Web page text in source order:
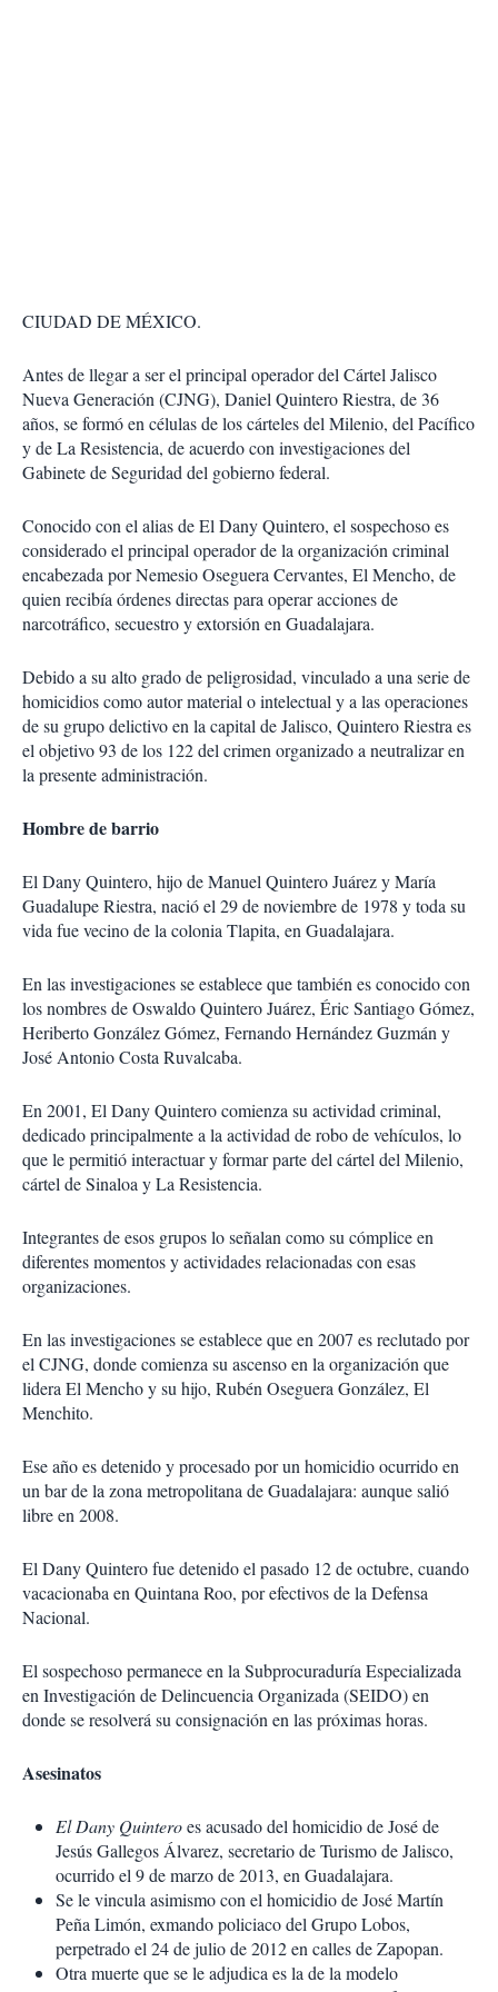
CIUDAD DE MÉXICO.
Antes de llegar a ser el principal operador del Cártel Jalisco
Nueva Generación (CJNG), Daniel Quintero Riestra, de 36
años, se formó en células de los cárteles del Milenio, del Pacífico
y de La Resistencia, de acuerdo con investigaciones del
Gabinete de Seguridad del gobierno federal.
Conocido con el alias de El Dany Quintero, el sospechoso es
considerado el principal operador de la organización criminal
encabezada por Nemesio Oseguera Cervantes, El Mencho, de
quien recibía órdenes directas para operar acciones de
narcotráfico, secuestro y extorsión en Guadalajara.
Debido a su alto grado de peligrosidad, vinculado a una serie de
homicidios como autor material o intelectual y a las operaciones
de su grupo delictivo en la capital de Jalisco, Quintero Riestra es
el objetivo 93 de los 122 del crimen organizado a neutralizar en
la presente administración.
Hombre de barrio
El Dany Quintero, hijo de Manuel Quintero Juárez y María
Guadalupe Riestra, nació el 29 de noviembre de 1978 y toda su
vida fue vecino de la colonia Tlapita, en Guadalajara.
En las investigaciones se establece que también es conocido con
los nombres de Oswaldo Quintero Juárez, Éric Santiago Gómez,
Heriberto González Gómez, Fernando Hernández Guzmán y
José Antonio Costa Ruvalcaba.
En 2001, El Dany Quintero comienza su actividad criminal,
dedicado principalmente a la actividad de robo de vehículos, lo
que le permitió interactuar y formar parte del cártel del Milenio,
cártel de Sinaloa y La Resistencia.
Integrantes de esos grupos lo señalan como su cómplice en
diferentes momentos y actividades relacionadas con esas
organizaciones.
En las investigaciones se establece que en 2007 es reclutado por
el CJNG, donde comienza su ascenso en la organización que
lidera El Mencho y su hijo, Rubén Oseguera González, El
Menchito.
Ese año es detenido y procesado por un homicidio ocurrido en
un bar de la zona metropolitana de Guadalajara: aunque salió
libre en 2008.
El Dany Quintero fue detenido el pasado 12 de octubre, cuando
vacacionaba en Quintana Roo, por efectivos de la Defensa
Nacional.
El sospechoso permanece en la Subprocuraduría Especializada
en Investigación de Delincuencia Organizada (SEIDO) en
donde se resolverá su consignación en las próximas horas.
Asesinatos
El Dany Quinteroes acusado del homicidio de José de
Jesús Gallegos Álvarez, secretario de Turismo de Jalisco,
ocurrido el 9 de marzo de 2013, en Guadalajara.
Se le vincula asimismo con el homicidio de José Martín
Peña Limón, exmando policiaco del Grupo Lobos,
perpetrado el 24 de julio de 2012 en calles de Zapopan.
Otra muerte que se le adjudica es la de la modelo